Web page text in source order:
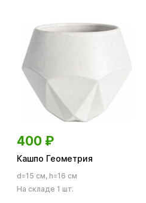
400 ₽
Кашпо Геометрия
d=15 см, h=16 см
На складе 1 шт.